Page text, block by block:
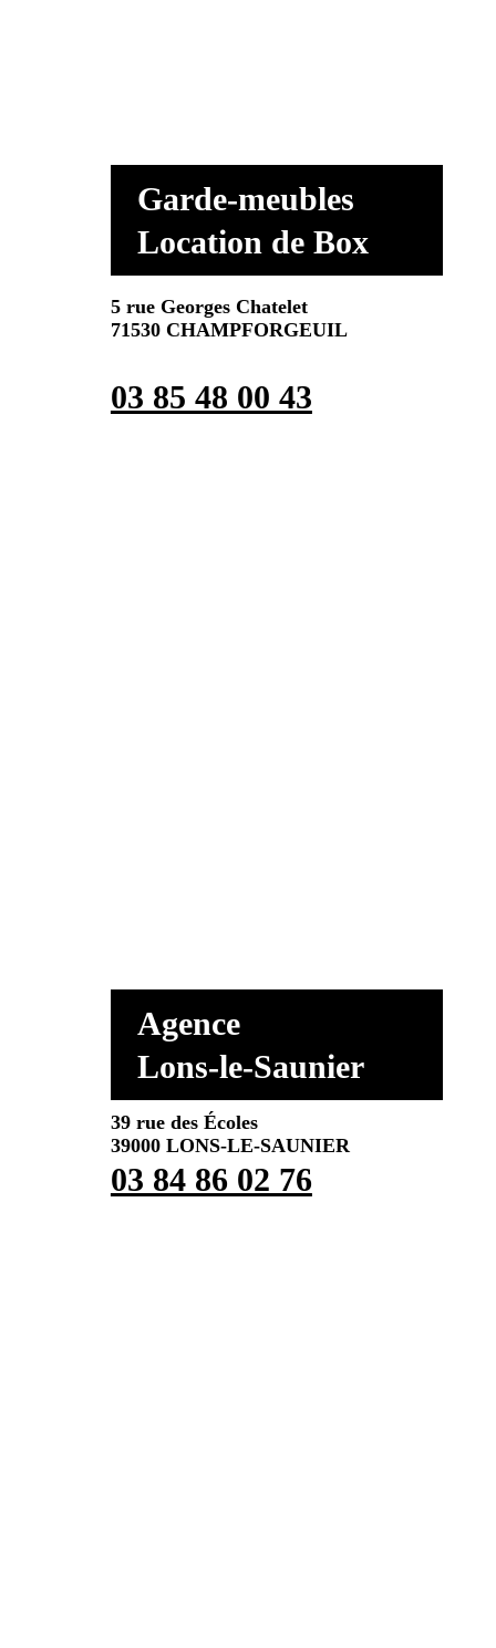
Garde-meubles
Location de Box
5 rue Georges Chatelet
71530 CHAMPFORGEUIL
03 85 48 00 43
Agence
Lons-le-Saunier
39 rue des Écoles
39000 LONS-LE-SAUNIER
03 84 86 02 76